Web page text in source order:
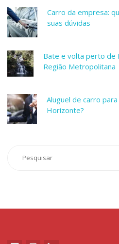
Carro da empresa:
suas dúvidas
Bate e volta perto de
Região Metropolitana
Aluguel de carro
Horizonte?